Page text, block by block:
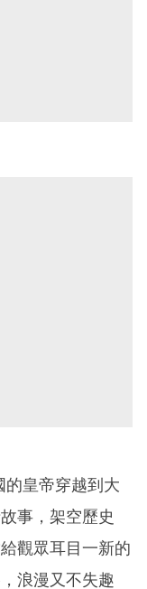
的皇帝穿越到大
事，架空歷史
觀眾耳目一新的
浪漫又不失趣